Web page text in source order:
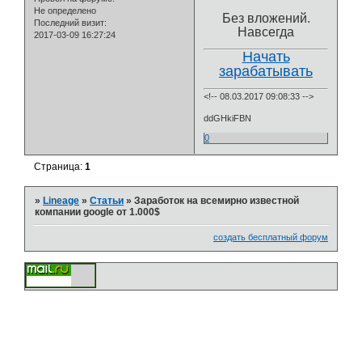
Не определено
Последний визит:
2017-03-09 16:27:24
Без вложений.
Навсегда
Начать
зарабатывать
<!-- 08.03.2017 09:08:33 -->
ddGHkiFBN
0
Страница:1
»Lineage »Статьи »Заработок на всемирно известной
компании google от 1.000$
создать бесплатный форум